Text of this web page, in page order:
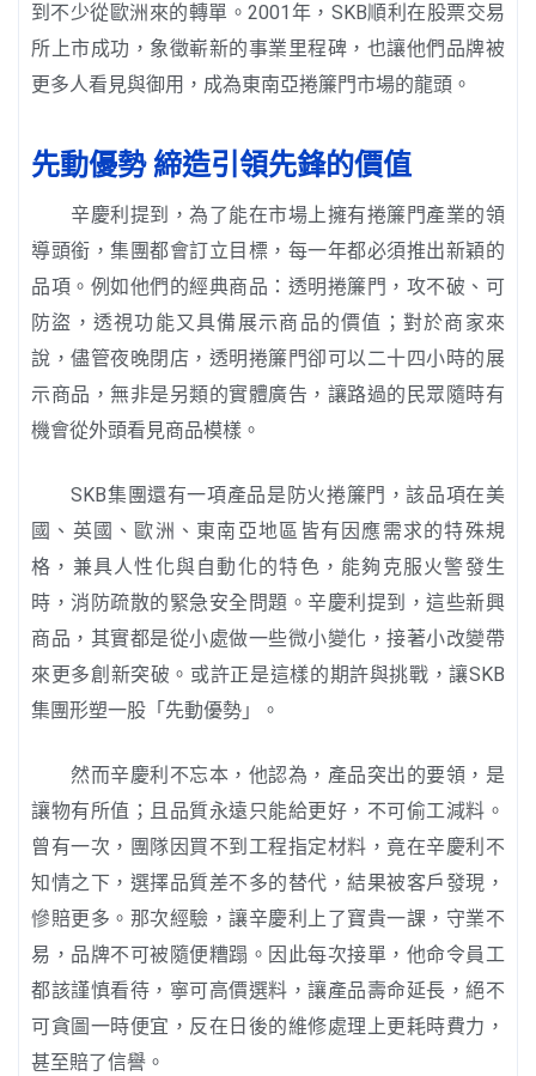
到不少從歐洲來的轉單。2001年，SKB順利在股票交易
所上市成功，象徵嶄新的事業里程碑，也讓他們品牌被
更多人看見與御用，成為東南亞捲簾門市場的龍頭。
先動優勢 締造引領先鋒的價值
辛慶利提到，為了能在市場上擁有捲簾門產業的領
導頭銜，集團都會訂立目標，每一年都必須推出新穎的
品項。例如他們的經典商品：透明捲簾門，攻不破、可
防盜，透視功能又具備展示商品的價值；對於商家來
說，儘管夜晚閉店，透明捲簾門卻可以二十四小時的展
示商品，無非是另類的實體廣告，讓路過的民眾隨時有
機會從外頭看見商品模樣。
SKB集團還有一項產品是防火捲簾門，該品項在美
國、英國、歐洲、東南亞地區皆有因應需求的特殊規
格，兼具人性化與自動化的特色，能夠克服火警發生
時，消防疏散的緊急安全問題。辛慶利提到，這些新興
商品，其實都是從小處做一些微小變化，接著小改變帶
來更多創新突破。或許正是這樣的期許與挑戰，讓SKB
集團形塑一股「先動優勢」。
然而辛慶利不忘本，他認為，產品突出的要領，是
讓物有所值；且品質永遠只能給更好，不可偷工減料。
曾有一次，團隊因買不到工程指定材料，竟在辛慶利不
知情之下，選擇品質差不多的替代，結果被客戶發現，
慘賠更多。那次經驗，讓辛慶利上了寶貴一課，守業不
易，品牌不可被隨便糟蹋。因此每次接單，他命令員工
都該謹慎看待，寧可高價選料，讓產品壽命延長，絕不
可貪圖一時便宜，反在日後的維修處理上更耗時費力，
甚至賠了信譽。